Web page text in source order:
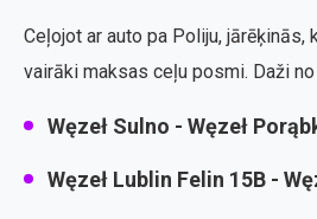
Ceļojot ar auto pa Poliju,
vairāki maksas ceļu posmi. Daži
Węzeł Sulno - Węzeł
Węzeł Lublin Felin 15B -